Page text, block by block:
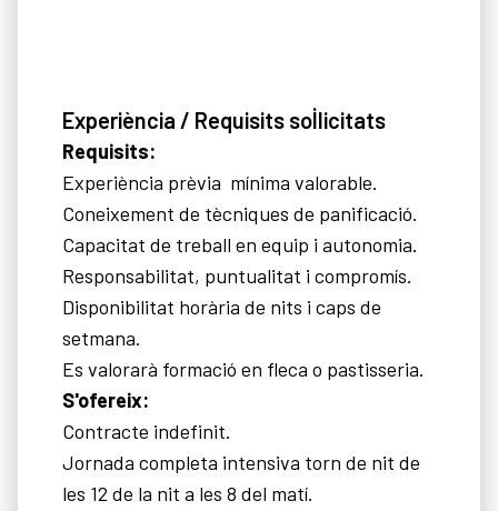
Experiència / Requisits sol·licitats
Requisits:
Experiència prèvia mínima valorable.
Coneixement de tècniques de panificació.
Capacitat de treball en equip i autonomia.
Responsabilitat, puntualitat i compromís.
Disponibilitat horària de nits i caps de
setmana.
Es valorarà formació en fleca o pastisseria.
S'ofereix:
Contracte indefinit.
Jornada completa intensiva torn de nit de
les 12 de la nit a les 8 del matí.